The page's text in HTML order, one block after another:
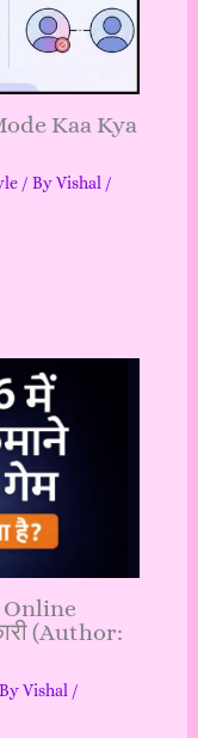
Kaa Kya
/ ByVishal /
Online
(Author:
Vishal /